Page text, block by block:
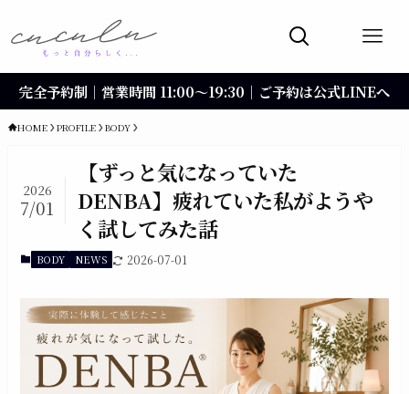
完全予約制｜営業時間 11:00〜19:30｜ご予約は公式LINEへ
HOME PROFILE BODY
【ずっと気になっていた
DENBA】疲れていた私がようや
く試してみた話
2026
7/01
BODY NEWS 2026-07-01